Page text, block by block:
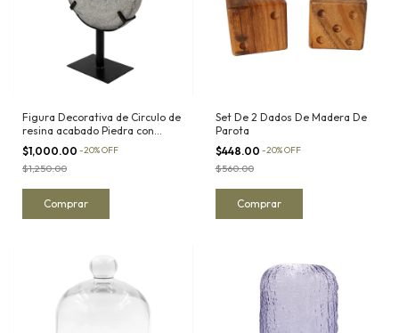
Figura Decorativa de Circulo de
resina acabado Piedra con
soporte metálico I
$1,000.00 -20%OFF
$1,250.00
Set De 2 Dados De Madera De
Parota
$448.00 -20%OFF
$560.00